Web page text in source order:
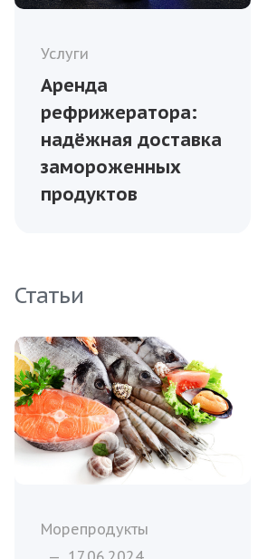
Услуги
Аренда
рефрижератора:
надёжная доставка
замороженных
продуктов
Статьи
Морепродукты